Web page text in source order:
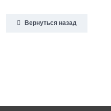
Вернуться назад